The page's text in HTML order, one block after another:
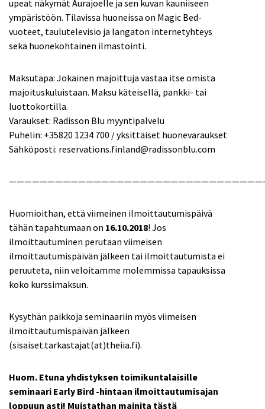
upeat näkymät Aurajoelle ja sen kuvan kauniiseen
ympäristöön. Tilavissa huoneissa on Magic Bed-
vuoteet, taulutelevisio ja langaton internetyhteys
sekä huonekohtainen ilmastointi.
Maksutapa: Jokainen majoittuja vastaa itse omista
majoituskuluistaan. Maksu käteisellä, pankki- tai
luottokortilla.
Varaukset: Radisson Blu myyntipalvelu
Puhelin: +35820 1234 700 / yksittäiset huonevaraukset
Sähköposti: reservations.finland@radissonblu.com
Huomioithan, että viimeinen ilmoittautumispäivä
tähän tapahtumaan on 16.10.2018! Jos
ilmoittautuminen perutaan viimeisen
ilmoittautumispäivän jälkeen tai ilmoittautumista ei
peruuteta, niin veloitamme molemmissa tapauksissa
koko kurssimaksun.
Kysythän paikkoja seminaariin myös viimeisen
ilmoittautumispäivän jälkeen
(sisaiset.tarkastajat(at)theiia.fi).
Huom. Etuna yhdistyksen toimikuntalaisille
seminaari Early Bird -hintaan ilmoittautumisajan
loppuun asti! Muistathan mainita tästä